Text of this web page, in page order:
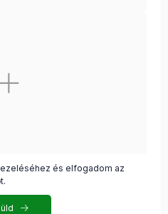
és elfogadom az
t.